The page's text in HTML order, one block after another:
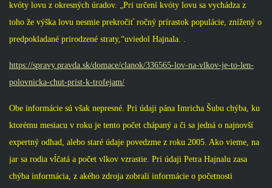
kvóty lovu z okresných úradov. „Pri určení kvóty lovu sa vychádza z
toho že výška lovu nesmie prekročiť ročný prírastok populácie, znížený o
predpokladané prirodzené straty,“uviedol Hajnala. .
https://spravy.pravda.sk/domace/clanok/336565-lov-na-vlkov-je-to-len-
polovnicka-chut-prist-k-trofejam/
Obe informácie sú však nepresné. Pri údaji pána Imricha Šubu chýba, ku
ktorému mesiacu v roku je tento počet chápaný a či sa jedná o najnovší
expertný odhad, alebo staré údaje povedzme z roku 2005. Ako vieme, na
jar sa rodia vĺčatá a počet vlkov vzrastie. Pri údaji Petra Hajnalu zasa
chýba informácia, z akého zdroja zobrali informácie o početnosti